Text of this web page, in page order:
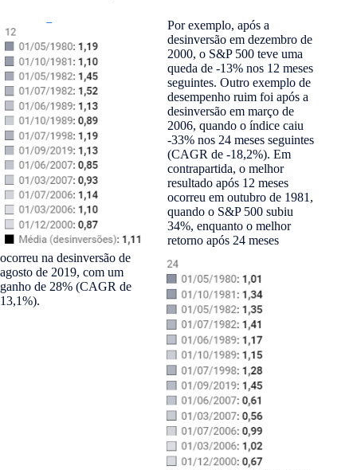
Por exemplo, após a
desinversão em dezembro de
2000, o S&P 500 teve uma
queda de -13% nos 12 meses
seguintes. Outro exemplo de
desempenho ruim foi após a
desinversão em março de
2006, quando o índice caiu
-33% nos 24 meses seguintes
(CAGR de -18,2%). Em
contrapartida, o melhor
resultado após 12 meses
ocorreu em outubro de 1981,
quando o S&P 500 subiu
34%, enquanto o melhor
retorno após 24 meses
ocorreu na desinversão de
agosto de 2019, com um
ganho de 28% (CAGR de
13,1%).